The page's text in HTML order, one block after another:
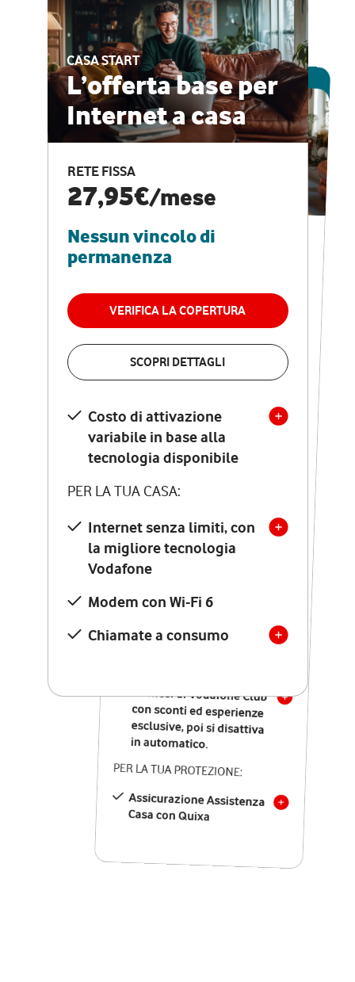
CASA START
L’offerta base per
Internet a casa
RETE FISSA
27,95€/mese
Nessun vincolo di
permanenza
VERIFICA LA COPERTURA
SCOPRI DETTAGLI
Costo di attivazione
variabile in base alla
tecnologia disponibile
PER LA TUA CASA:
Internet senza limiti, con
la migliore tecnologia
Vodafone
Modem con Wi-Fi 6
Chiamate a consumo
ESCLUSIVA ONLINE
CASA PRO
Internet veloce e
vantaggi speciali
RETE FISSA + VODAFONE CLUB
29,95€
permanenza
VERIFICA LA COPERTURA
Costo di attivazione
variabile in base alla
tecnologia disponibile
PER LA TUA CASA:
Internet senza limiti, con
la migliore tecnologia
Vodafone
Modem Seven con Wi-Fi 7
Chiamate illimitate verso
numeri fissi e mobili
nazionali
12 mesi di Vodafone Club
con sconti ed esperienze
esclusive, poi si disattiva
in automatico.
PER LA TUA PROTEZIONE:
Assicurazione Assistenza
Casa con Quixa